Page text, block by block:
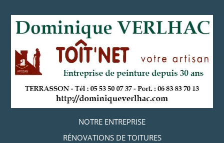
contenu
principal
NOTRE ENTREPRISE
RÉNOVATIONS DE TOITURES